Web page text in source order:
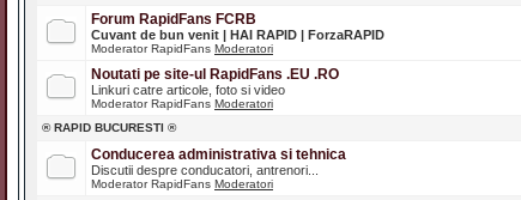
Forum RapidFans FCRB
Cuvant de bun venit | HAI RAPID | ForzaRAPID
Moderator RapidFans Moderatori
Noutati pe site-ul RapidFans .EU .RO
Linkuri catre articole, foto si video
Moderator RapidFans Moderatori
® RAPID BUCURESTI ®
Conducerea administrativa si tehnica
Discutii despre conducatori, antrenori...
Moderator RapidFans Moderatori